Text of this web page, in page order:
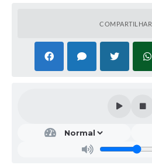
COMPARTILHAR